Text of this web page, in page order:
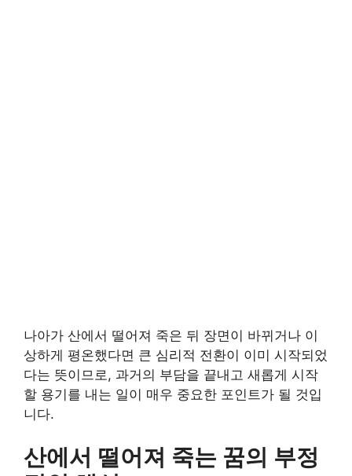
나아가 산에서 떨어져 죽은 뒤 장면이 바뀌거나 이
상하게 평온했다면 큰 심리적 전환이 이미 시작되었
다는 뜻이므로, 과거의 부담을 끝내고 새롭게 시작
할 용기를 내는 일이 매우 중요한 포인트가 될 것입
니다.
산에서 떨어져 죽는 꿈의 부정